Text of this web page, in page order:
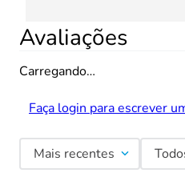
Avaliações
Carregando…
Faça login para escrever
Mais recentes